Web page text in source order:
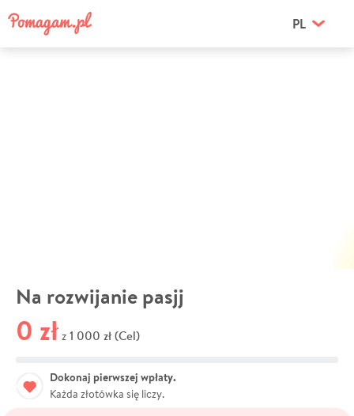
PL
Na rozwijanie pasjj
0 zł z 1 000 zł (Cel)
Dokonaj pierwszej wpłaty.
Każda złotówka się liczy.